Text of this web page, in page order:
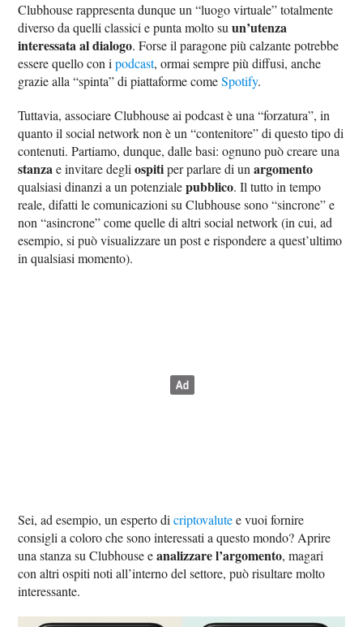
Clubhouse rappresenta dunque un “luogo virtuale” totalmente
diverso da quelli classici e punta molto suun’utenza
interessata al dialogo. Forse il paragone più calzante potrebbe
essere quello con ipodcast, ormai sempre più diffusi, anche
grazie alla “spinta” di piattaforme comeSpotify.
Tuttavia, associare Clubhouse ai podcast è una “forzatura”, in
quanto il social network non è un “contenitore” di questo tipo di
contenuti. Partiamo, dunque, dalle basi: ognuno può creare una
stanzae invitare degliospitiper parlare di unargomento
qualsiasi dinanzi a un potenzialepubblico. Il tutto in tempo
reale, difatti le comunicazioni su Clubhouse sono “sincrone” e
non “asincrone” come quelle di altri social network (in cui, ad
esempio, si può visualizzare un post e rispondere a quest’ultimo
in qualsiasi momento).
Sei, ad esempio, un esperto dicriptovalutee vuoi fornire
consigli a coloro che sono interessati a questo mondo? Aprire
una stanza su Clubhouse eanalizzare l’argomento, magari
con altri ospiti noti all’interno del settore, può risultare molto
interessante.